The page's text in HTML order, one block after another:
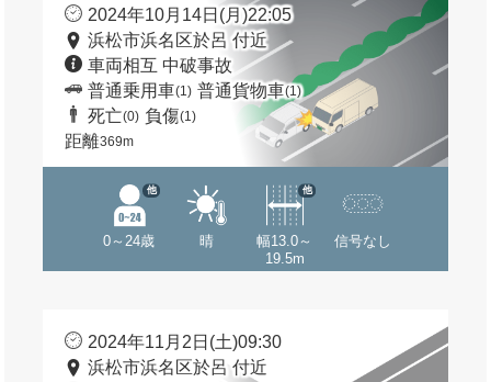
2024年10月14日(月)22:05
浜松市浜名区於呂 付近
車両相互 中破事故
普通乗用車(1) 普通貨物車(1)
死亡(0) 負傷(1)
距離369m
0～24歳
他
晴
幅13.0～
19.5m
他
信号なし
2024年11月2日(土)09:30
浜松市浜名区於呂 付近